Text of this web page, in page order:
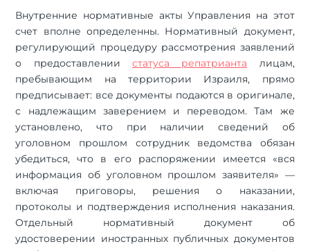
Внутренние нормативные акты Управления на этот
счет вполне определенны. Нормативный документ,
регулирующий процедуру рассмотрения заявлений
о предоставлении статуса репатрианта лицам,
пребывающим на территории Израиля, прямо
предписывает: все документы подаются в оригинале,
с надлежащим заверением и переводом. Там же
установлено, что при наличии сведений об
уголовном прошлом сотрудник ведомства обязан
убедиться, что в его распоряжении имеется «вся
информация об уголовном прошлом заявителя» —
включая приговоры, решения о наказании,
протоколы и подтверждения исполнения наказания.
Отдельный нормативный документ об
удостоверении иностранных публичных документов